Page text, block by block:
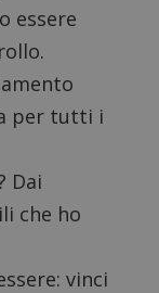
essere
per tutti i
Dai
che ho
: vinci